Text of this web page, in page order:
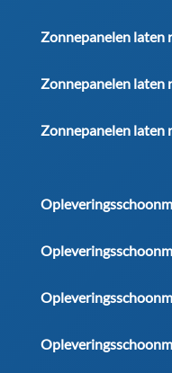
Zonnepanelen laten
Zonnepanelen laten
Zonnepanelen laten